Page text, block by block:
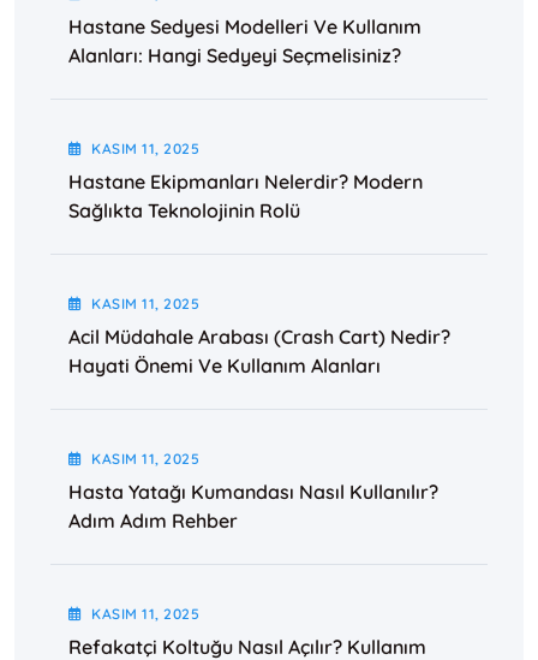
Hastane Sedyesi Modelleri Ve Kullanım
Alanları: Hangi Sedyeyi Seçmelisiniz?
KASIM11, 2025
Hastane Ekipmanları Nelerdir? Modern
Sağlıkta Teknolojinin Rolü
KASIM11, 2025
Acil Müdahale Arabası (Crash Cart) Nedir?
Hayati Önemi Ve Kullanım Alanları
KASIM11, 2025
Hasta Yatağı Kumandası Nasıl Kullanılır?
Adım Adım Rehber
KASIM11, 2025
Refakatçi Koltuğu Nasıl Açılır? Kullanım